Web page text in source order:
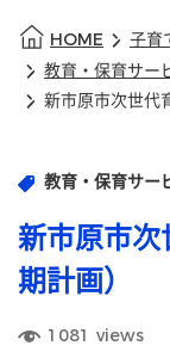
HOME 子育
新市原市次世代
教育・保育サー
新市原市
期計画）
1081 views